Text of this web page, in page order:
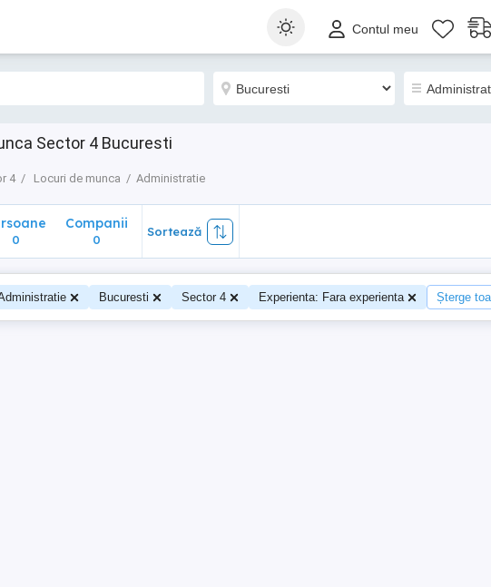
Contul meu
Sector 4 Bucuresti
4 Locuri de munca Administratie
0
Companii
0
Sortează
Bucuresti Sector 4 Experienta: Fara experienta Șterge